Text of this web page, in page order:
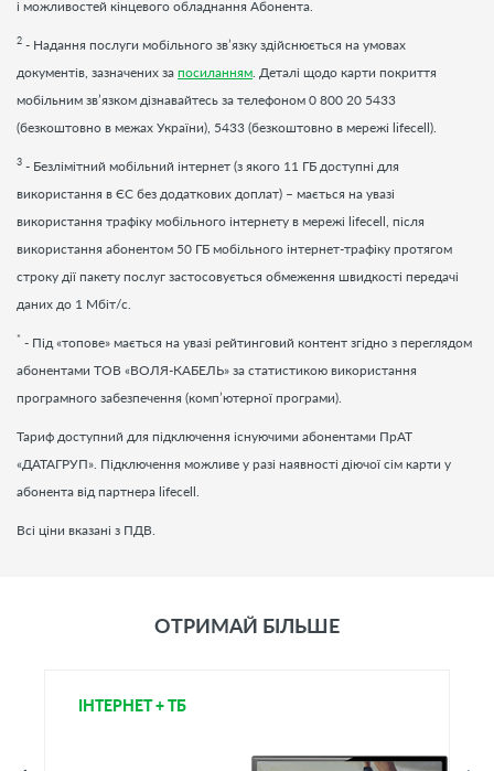
і можливостей кінцевого обладнання Абонента.
2 - Надання послуги мобільного зв’язку здійснюється на умовах
документів, зазначених за посиланням . Деталі щодо карти покриття
мобільним зв’язком дізнавайтесь за телефоном 0 800 20 5433
(безкоштовно в межах України), 5433 (безкоштовно в мережі lifecell).
3 - Безлімітний мобільний інтернет (з якого 11 ГБ доступні для
використання в ЄС без додаткових доплат) – мається на увазі
використання трафіку мобільного інтернету в мережі lifecell, після
використання абонентом 50 ГБ мобільного інтернет-трафіку протягом
строку дії пакету послуг застосовується обмеження швидкості передачі
даних до 1 Мбіт/c.
* - Під «топове» мається на увазі рейтинговий контент згідно з переглядом
абонентами ТОВ «ВОЛЯ-КАБЕЛЬ» за статистикою використання
програмного забезпечення (комп’ютерної програми).
Тариф доступний для підключення існуючими абонентами ПрАТ
«ДАТАГРУП». Підключення можливе у разі наявності діючої сім карти у
абонента від партнера lifecell.
Всі ціни вказані з ПДВ.
ОТРИМАЙ БІЛЬШЕ
ІНТЕРНЕТ + ТБ